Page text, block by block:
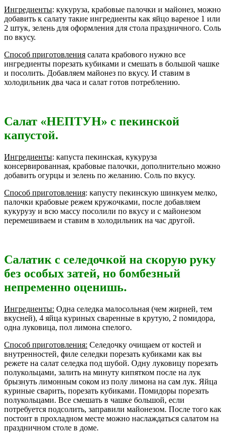
Ингредиенты: кукуруза, крабовые палочки и майонез, можно
добавить к салату такие ингредиенты как яйцо вареное 1 или
2 штук, зелень для оформления для стола праздничного. Соль
по вкусу.
Способ приготовления салата крабового нужно все
ингредиенты порезать кубиками и смешать в большой чашке
и посолить. Добавляем майонез по вкусу. И ставим в
холодильник два часа и салат готов потреблению.
Салат «НЕПТУН» с пекинской
капустой.
Ингредиенты: капуста пекинская, кукуруза
консервированная, крабовые палочки, дополнительно можно
добавить огурцы и зелень по желанию. Соль по вкусу.
Способ приготовления: капусту пекинскую шинкуем мелко,
палочки крабовые режем кружочками, после добавляем
кукурузу и всю массу посолили по вкусу и с майонезом
перемешиваем и ставим в холодильник на час другой.
Салатик с селедочкой на скорую руку
без особых затей, но бомбезный
непременно оценишь.
Ингредиенты: Одна селедка малосольная (чем жирней, тем
вкусней), 4 яйца куриных сваренные в крутую, 2 помидора,
одна луковица, пол лимона спелого.
Способ приготовления: Селедочку очищаем от костей и
внутренностей, филе селедки порезать кубиками как вы
режете на салат селедка под шубой. Одну луковицу порезать
полукольцами, залить на минуту кипятком после на лук
брызнуть лимонным соком из полу лимона на сам лук. Яйца
куриные сварить, порезать кубиками. Помидоры порезать
полукольцами. Все смешать в чашке большой, если
потребуется подсолить, заправили майонезом. После того как
постоит в прохладном месте можно наслаждаться салатом на
праздничном столе в доме.